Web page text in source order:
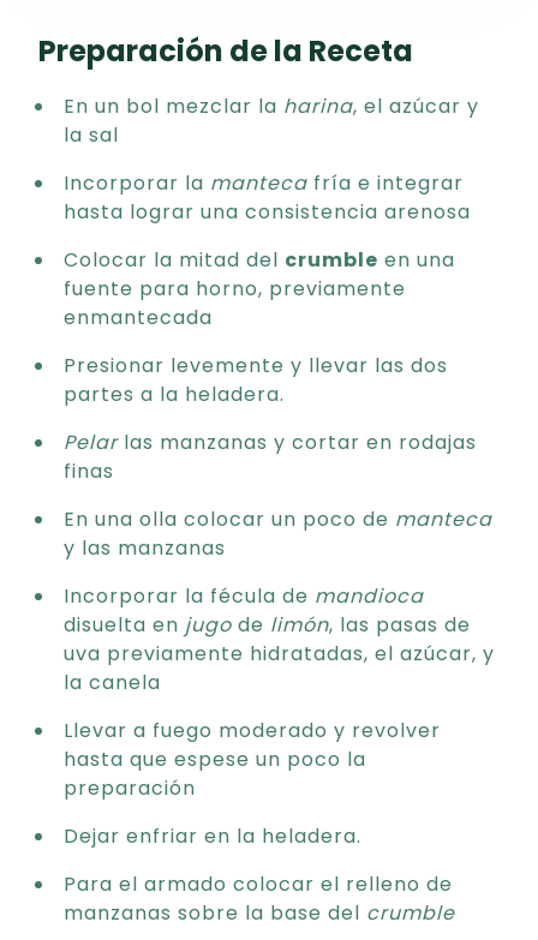
Preparación de la Receta
En un bol mezclar la harina, el azúcar y
la sal
Incorporar la manteca fría e integrar
hasta lograr una consistencia arenosa
Colocar la mitad del crumble en una
fuente para horno, previamente
enmantecada
Presionar levemente y llevar las dos
partes a la heladera.
Pelarlas manzanas y cortar en rodajas
finas
En una olla colocar un poco de manteca
y las manzanas
Incorporar la fécula de mandioca
disuelta en jugo de limón, las pasas de
uva previamente hidratadas, el azúcar, y
la canela
Llevar a fuego moderado y revolver
hasta que espese un poco la
preparación
Dejar enfriar en la heladera.
Para el armado colocar el relleno de
manzanas sobre la base del crumble